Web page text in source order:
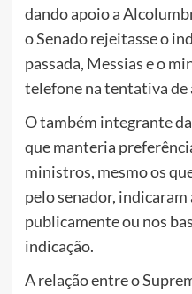
dando apoio a
o Senado rejeitasse o
passada, Messias e o
telefone na tentativa de
O também integrante
que manteria
ministros, mesmo os
pelo senador,
publicamente ou nos
indicação.
A relação entre o